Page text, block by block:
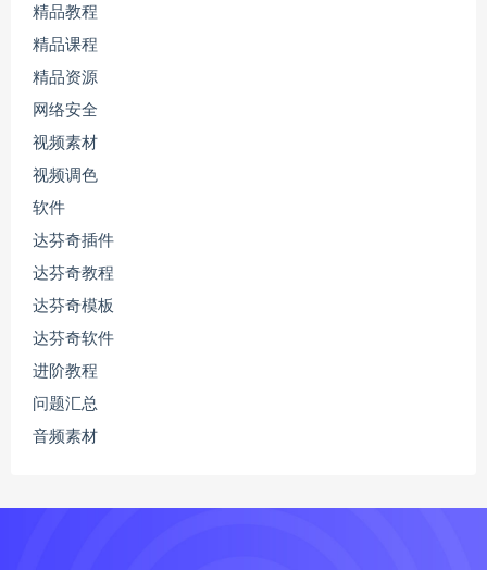
精品教程
精品课程
精品资源
网络安全
视频素材
视频调色
软件
达芬奇插件
达芬奇教程
达芬奇模板
达芬奇软件
进阶教程
问题汇总
音频素材